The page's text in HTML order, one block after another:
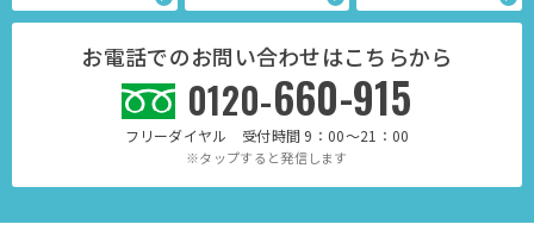
お電話でのお問い合わせはこちらから
0120-660-915
フリーダイヤル 受付時間 9：00～21：00
※タップすると発信します